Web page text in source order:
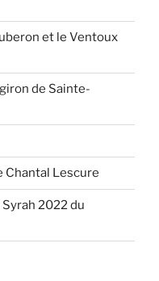
et le Ventoux
de Sainte-
Chantal Lescure
2022 du